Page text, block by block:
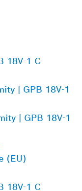
18V-1 C
| GPB 18V-1
| GPB 18V-1
(EU)
18V-1 C